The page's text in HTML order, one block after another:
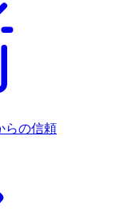
らの信頼